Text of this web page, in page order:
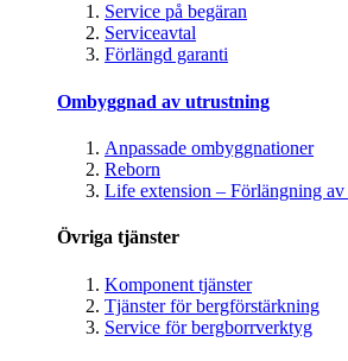
Service på begäran
Serviceavtal
Förlängd garanti
Ombyggnad av utrustning
Anpassade ombyggnationer
Reborn
Life extension – Förlängning
Övriga tjänster
Komponent tjänster
Tjänster för bergförstärkning
Service för bergborrverktyg